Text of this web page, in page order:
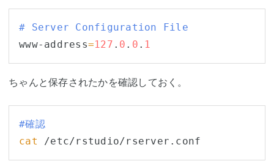
# Server Configuration File
www-address=127 . 0 . 0 . 1
ちゃんと保存されたかを確認しておく。
#確認
cat